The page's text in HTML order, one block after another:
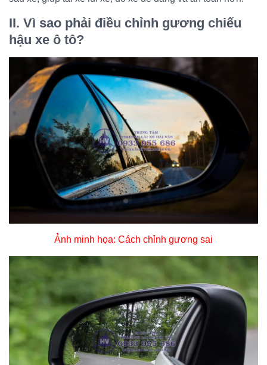
II. Vì sao phải điều chỉnh gương chiếu
hậu xe ô tô?
Ảnh minh họa: Cách chỉnh gương sai